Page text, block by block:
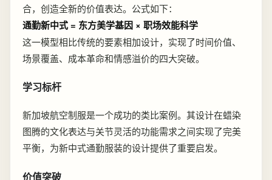
合，创造全新的价值表达。公式如下：
通勤新中式 = 东方美学基因 × 职场效能科学
这一模型相比传统的要素相加设计，实现了时间价值、
场景覆盖、成本革命和情感溢价的四大突破。
学习标杆
新加坡航空制服是一个成功的类比案例。其设计在蜡染
图腾的文化表达与关节灵活的功能需求之间实现了完美
平衡，为新中式通勤服装的设计提供了重要启发。
价值突破